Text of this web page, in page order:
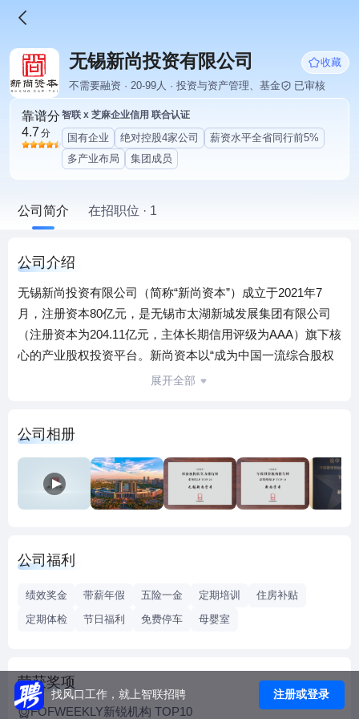
无锡新尚投资有限公司
收藏
不需要融资 · 20-99人 · 投资与资产管理、基金
已审核
靠谱分
4.7 分
智联 x 芝麻企业信用 联合认证
国有企业 绝对控股4家公司
薪资水平全省同行前5%
多产业布局
集团成员
公司简介 在招职位 · 1
公司介绍
无锡新尚投资有限公司（简称“新尚资本”）成立于2021年7
月，注册资本80亿元，是无锡市太湖新城发展集团有限公司
（注册资本为204.11亿元，主体长期信用评级为AAA）旗下核
心的产业股权投资平台。新尚资本以“成为中国一流综合股权
投资机构”为发展愿景，着力构建以股权投资为主体、以母基
截至2025年9月，新尚资本累计签约投资项目（基金）近130
个，签约金额近140亿元。其中，直投方面，新尚资本投资股
权项目超90个，集中于集成电路、新能源、数字经济、大健
康等战略性新兴产业。已投企业西安奕材（688783.SH）已于
股。易冲科技被上市公司晶丰明源（688368.SH）并购事项已
业中高新技术企业44家，专精特新企业41家，瞪羚企业16
可完成了多轮再融资。FOF投资方面，新尚资本投资子基金
近40支，基金总规模超过660亿元，投资企业超500家，已实
现IPO企业超20家。
展开全部
公司相册
公司福利
绩效奖金 带薪年假 五险一金 定期培训
住房补贴
定期体检
节日福利 免费停车 母婴室
荣获奖项
FOFWEEKLY新锐机构 TOP10
找风口工作，就上智联招聘 注册或登录